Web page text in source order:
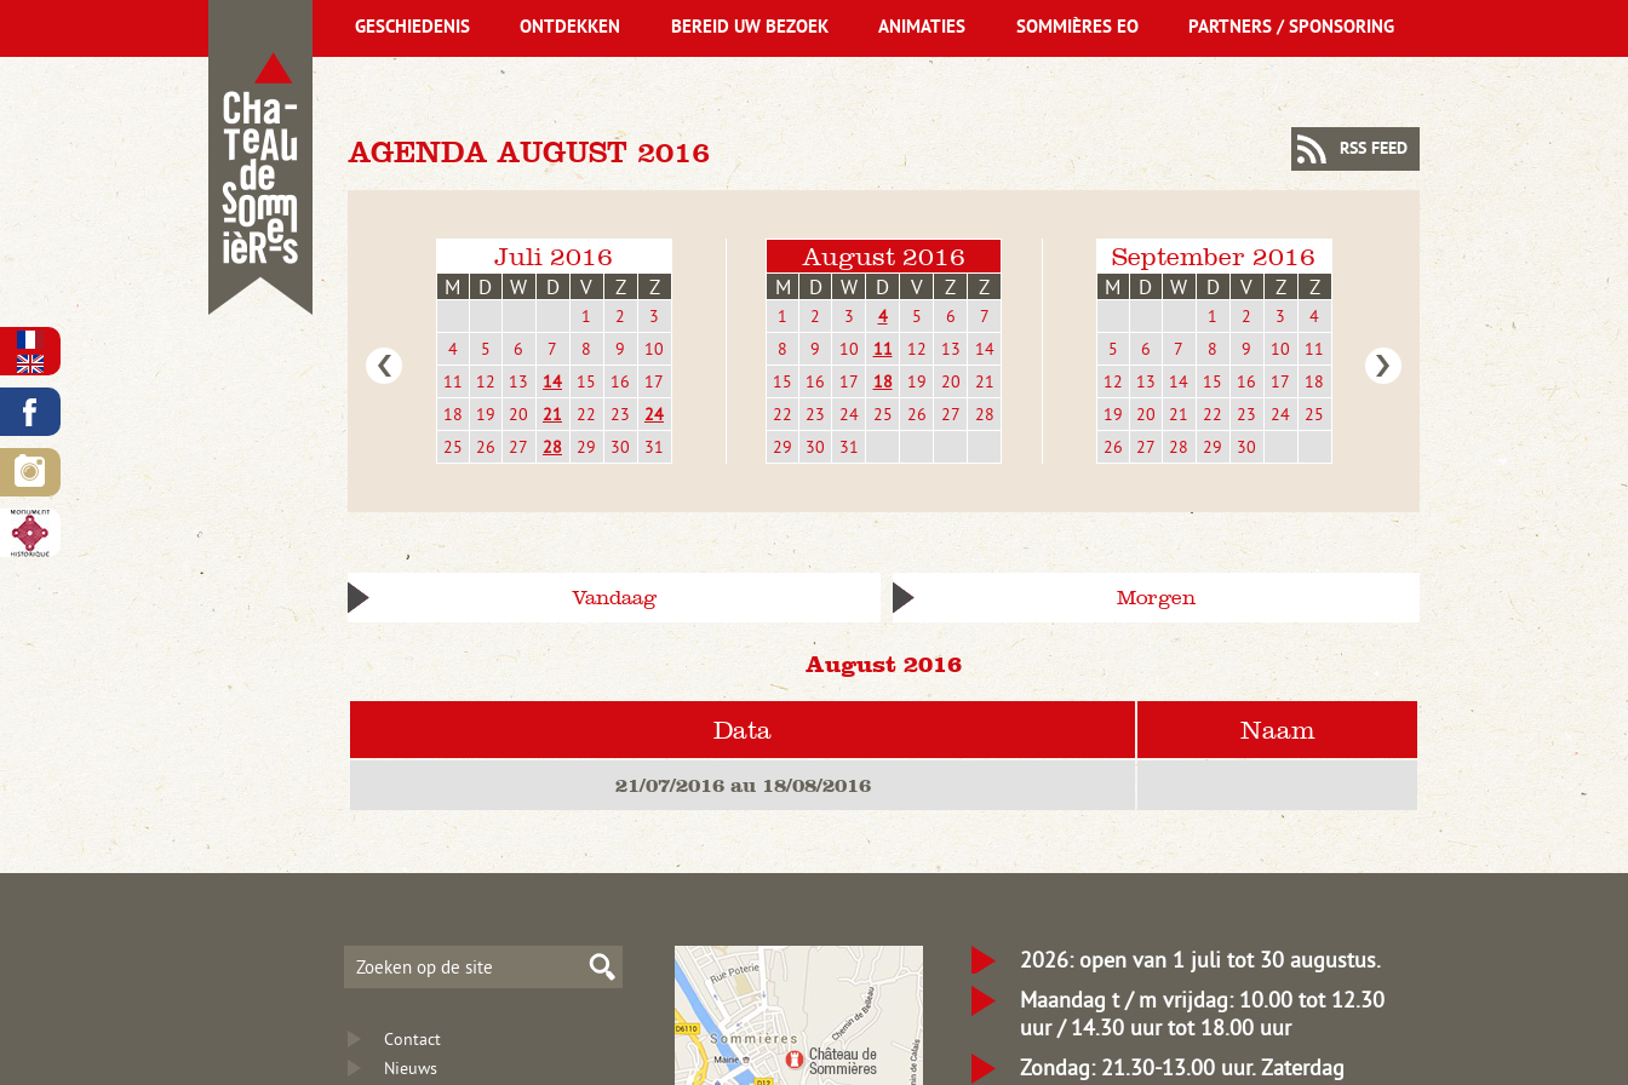
AGENDA AUGUST 2016
Juli 2016
M D W D V Z Z
1 2
3
4
5 6 7 8 9
10
11
12 13 14 15 16
17
18
19 20 21 22 23
24
25
26 27 28 29 30 31
August 2016
M D W D V Z Z
1 2 3 4 5 6
7
8
9 10 11 12 13
14
15
16 17 18 19 20
21
22
23 24 25 26 27
28
29
30 31
September 2016
M D W D V Z Z
1 2 3
4
5
6 7 8 9 10
11
12
13 14 15 16 17
18
19
20 21 22 23 24
25
26
27 28 29 30
Vandaag Morgen
August 2016
RSS FEED
Data Naam
21/07/2016 au 18/08/2016
GESCHIEDENIS ONTDEKKEN BEREID UW BEZOEK ANIMATIES SOMMIÈRES EO PARTNERS / SPONSORING
Contact
Nieuws
2026: open van 1 juli tot 30 augustus.
Maandag t / m vrijdag: 10.00 tot 12.30
uur / 14.30 uur tot 18.00 uur
Zondag: 21.30-13.00 uur.Zaterdag